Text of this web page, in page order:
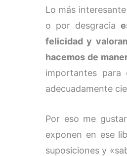
Lo más
o por desgracia
felicidad y
hacemos de
importantes
adecuadamente
Por eso me
exponen en ese
suposiciones y